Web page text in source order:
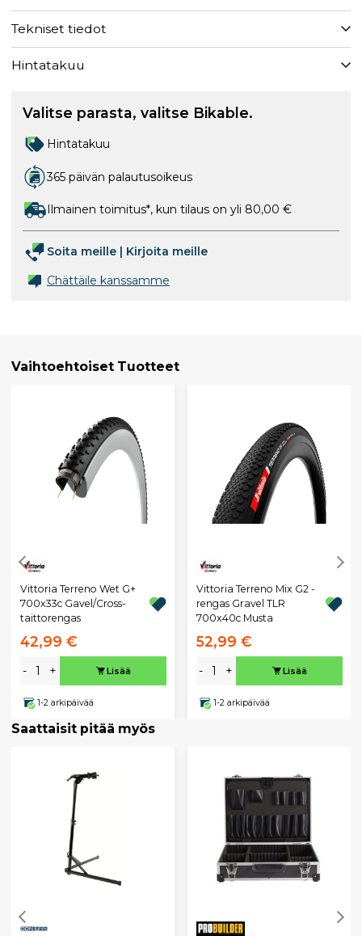
Tekniset tiedot
Hintatakuu
Valitse parasta, valitse Bikable.
Hintatakuu
365 päivän palautusoikeus
Ilmainen toimitus*, kun tilaus on yli 80,00 €
Soita meille
Kirjoita meille
Chättäile kanssamme
Vaihtoehtoiset Tuotteet
Vittoria Terreno Wet G+
700x33c Gavel/Cross-
taittorengas
42,99 €
- + Lisää
1-2 arkipäivää
Vittoria Terreno Mix G2 -
rengas Gravel TLR
700x40c Musta
52,99 €
- + Lisää
1-2 arkipäivää
Saattaisit pitää myös